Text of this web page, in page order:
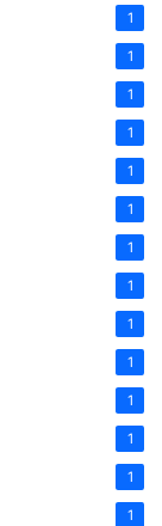
1
1
1
1
1
1
1
1
1
1
1
1
1
1